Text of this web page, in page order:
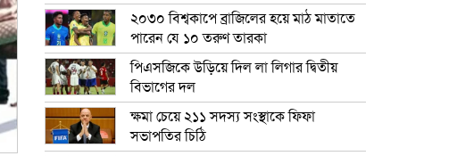
২০৩০ বিশ্বকাপে ব্রাজিলের হয়ে মাঠ মাতাতে
পারেন যে ১০ তরুণ তারকা
পিএসজিকে উড়িয়ে দিল লা লিগার দ্বিতীয়
বিভাগের দল
ক্ষমা চেয়ে ২১১ সদস্য সংস্থাকে ফিফা
সভাপতির চিঠি